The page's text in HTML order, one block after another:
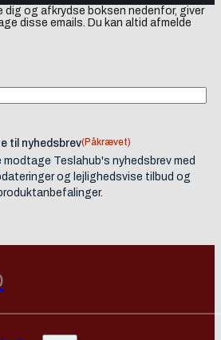
dig og afkrydse boksen nedenfor, giver
disse emails. Du kan altid afmelde
til nyhedsbrev(Påkrævet)
modtage Teslahub's nyhedsbrev med
og lejlighedsvise tilbud og